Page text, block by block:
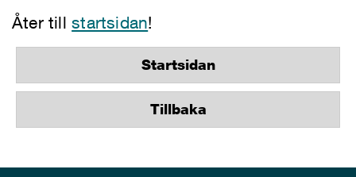
Åter tillstartsidan!
Startsidan
Tillbaka